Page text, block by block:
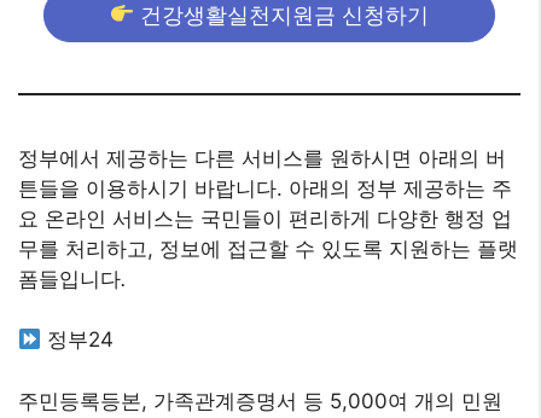
건강생활실천지원금 신청하기
정부에서 제공하는 다른 서비스를 원하시면 아래의 버
튼들을 이용하시기 바랍니다. 아래의 정부 제공하는 주
요 온라인 서비스는 국민들이 편리하게 다양한 행정 업
무를 처리하고, 정보에 접근할 수 있도록 지원하는 플랫
폼들입니다.
정부24
주민등록등본, 가족관계증명서 등 5,000여 개의 민원